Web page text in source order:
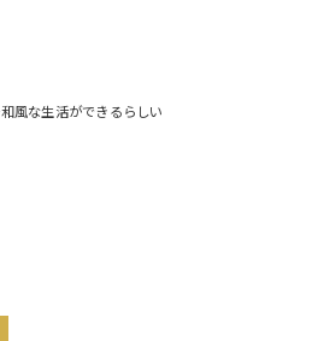
風な生活ができるらしい